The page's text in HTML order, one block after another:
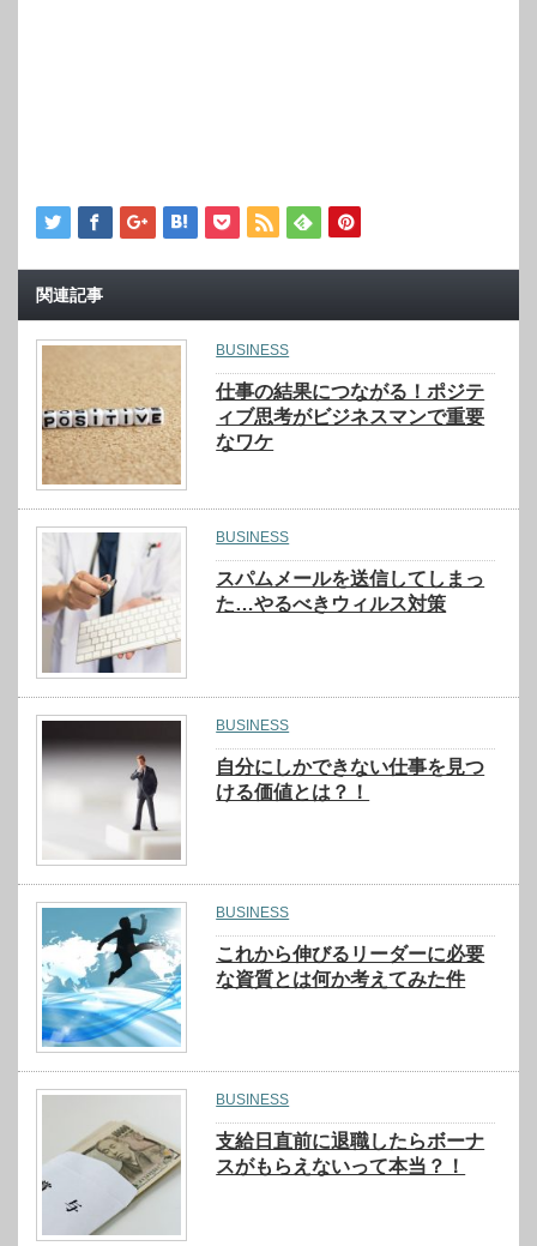
関連記事
BUSINESS
仕事の結果につながる！ポジテ
ィブ思考がビジネスマンで重要
なワケ
BUSINESS
スパムメールを送信してしまっ
た…やるべきウィルス対策
BUSINESS
自分にしかできない仕事を見つ
ける価値とは？！
BUSINESS
これから伸びるリーダーに必要
な資質とは何か考えてみた件
BUSINESS
支給日直前に退職したらボーナ
スがもらえないって本当？！